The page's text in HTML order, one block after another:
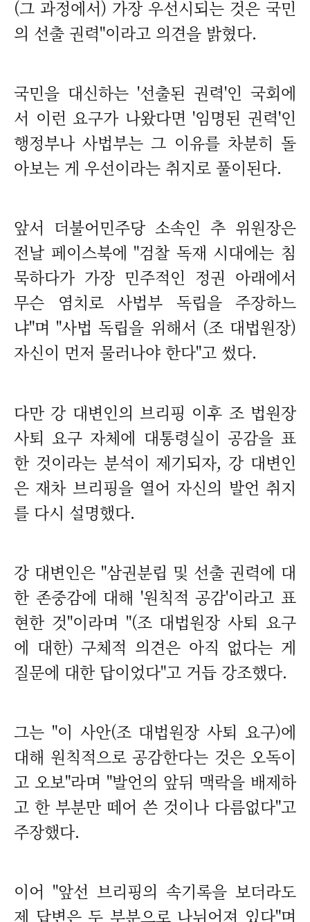
(그 과정에서) 가장 우선시되는 것은 국민
의 선출 권력"이라고 의견을 밝혔다.
국민을 대신하는 '선출된 권력'인 국회에
서 이런 요구가 나왔다면 '임명된 권력'인
행정부나 사법부는 그 이유를 차분히 돌
아보는 게 우선이라는 취지로 풀이된다.
앞서 더불어민주당 소속인 추 위원장은
전날 페이스북에 "검찰 독재 시대에는 침
묵하다가 가장 민주적인 정권 아래에서
무슨 염치로 사법부 독립을 주장하느
냐"며 "사법 독립을 위해서 (조 대법원장)
자신이 먼저 물러나야 한다"고 썼다.
다만 강 대변인의 브리핑 이후 조 법원장
사퇴 요구 자체에 대통령실이 공감을 표
한 것이라는 분석이 제기되자, 강 대변인
은 재차 브리핑을 열어 자신의 발언 취지
를 다시 설명했다.
강 대변인은 "삼권분립 및 선출 권력에 대
한 존중감에 대해 '원칙적 공감'이라고 표
현한 것"이라며 "(조 대법원장 사퇴 요구
에 대한) 구체적 의견은 아직 없다는 게
질문에 대한 답이었다"고 거듭 강조했다.
그는 "이 사안(조 대법원장 사퇴 요구)에
대해 원칙적으로 공감한다는 것은 오독이
고 오보"라며 "발언의 앞뒤 맥락을 배제하
고 한 부분만 떼어 쓴 것이나 다름없다"고
주장했다.
이어 "앞선 브리핑의 속기록을 보더라도
제 답변은 두 부분으로 나뉘어져 있다"며